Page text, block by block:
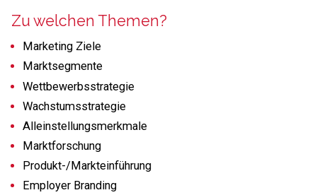
Zu welchen Themen?
Marketing Ziele
Marktsegmente
Wettbewerbsstrategie
Wachstumsstrategie
Alleinstellungsmerkmale
Marktforschung
Produkt-/Markteinführung
Employer Branding